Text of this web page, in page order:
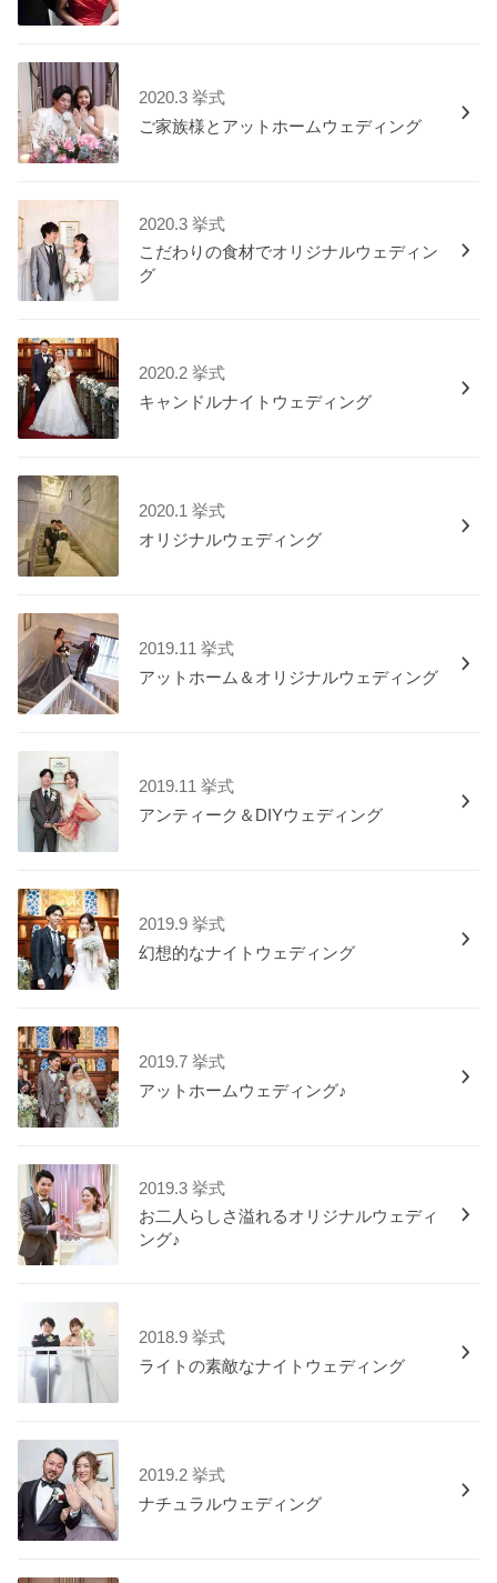
2020.3 挙式
ご家族様とアットホームウェディング
2020.3 挙式
こだわりの食材でオリジナルウェディン
グ
2020.2 挙式
キャンドルナイトウェディング
2020.1 挙式
オリジナルウェディング
2019.11 挙式
アットホーム＆オリジナルウェディング
2019.11 挙式
アンティーク＆DIYウェディング
2019.9 挙式
幻想的なナイトウェディング
2019.7 挙式
アットホームウェディング♪
2019.3 挙式
お二人らしさ溢れるオリジナルウェディ
ング♪
2018.9 挙式
ライトの素敵なナイトウェディング
2019.2 挙式
ナチュラルウェディング